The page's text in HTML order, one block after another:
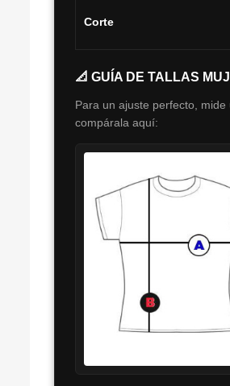
Corte
📐 GUÍA DE TALLAS
Para un ajuste perfecto,
compárala aquí: